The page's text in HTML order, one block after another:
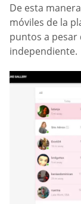
De esta
móviles de la
puntos a pesar
independiente.